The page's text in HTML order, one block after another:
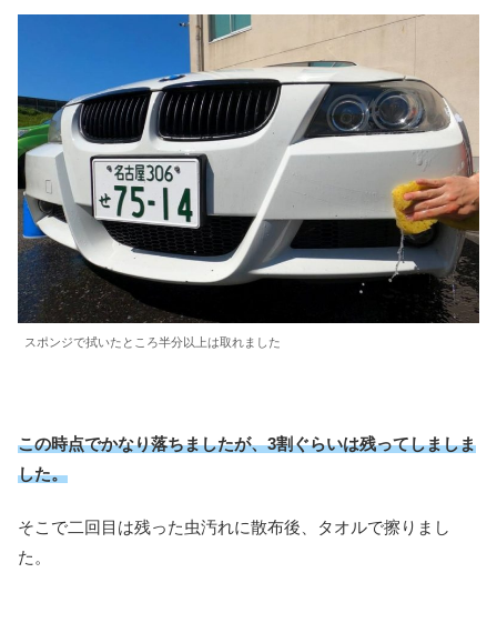
スポンジで拭いたところ半分以上は取れました
この時点でかなり落ちましたが、3割ぐらいは残ってしましま
した。
そこで二回目は残った虫汚れに散布後、タオルで擦りまし
た。